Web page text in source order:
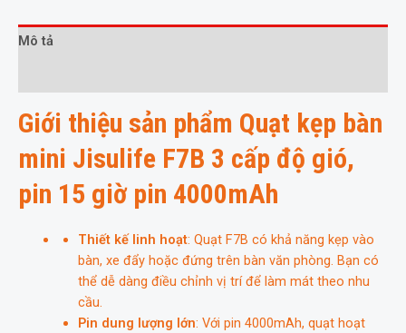
3
pin
giờ
pin
4000mAh
lượng
Mô tả
Giới thiệu sản phẩm Quạt kẹp bàn
mini Jisulife F7B 3 cấp độ gió,
pin 15 giờ pin 4000mAh
Thiết kế linh hoạt: Quạt F7B có khả năng kẹp vào
bàn, xe đẩy hoặc đứng trên bàn văn phòng. Bạn có
thể dễ dàng điều chỉnh vị trí để làm mát theo nhu
cầu.
Pin dung lượng lớn: Với pin 4000mAh, quạt hoạt